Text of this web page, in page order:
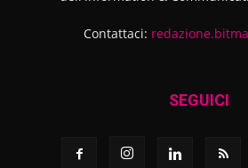
Contattaci:
SEGUICI